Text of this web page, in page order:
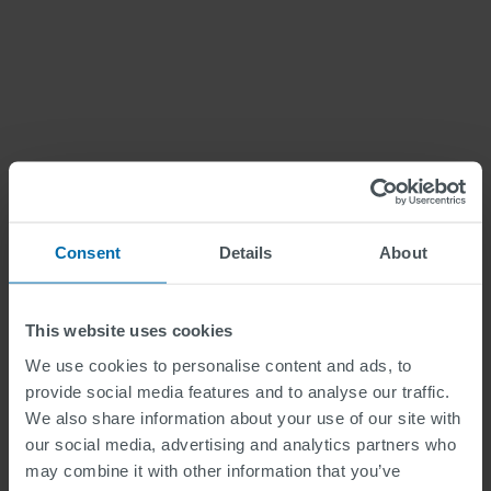
Consent Details About
This website uses cookies
We use cookies to personalise content and ads, to
provide social media features and to analyse our traffic.
We also share information about your use of our site with
our social media, advertising and analytics partners who
may combine it with other information that you’ve
Se videoen for vårt Hamburg-